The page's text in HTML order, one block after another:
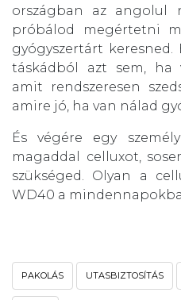
országban az angolul
próbálod megértetni
gyógyszertárt
táskádból azt sem, ha
amit rendszeresen
amire jó, ha van nálad
És végére egy
magaddal celluxot,
szükséged. Olyan a
WD40 a
PAKOLÁS UTASBIZTOSÍTÁS